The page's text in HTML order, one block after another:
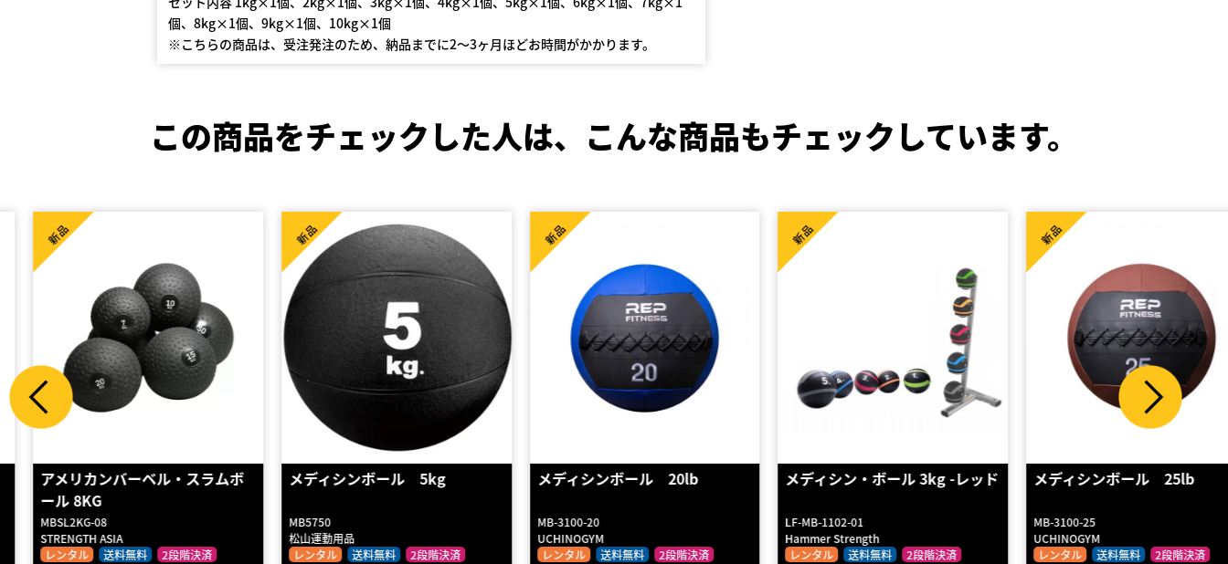
個、8kg×1個、9kg×1個、10kg×1個
※こちらの商品は、受注発注のため、納品までに2〜3ヶ月ほどお時間がかかります。
この商品をチェックした人は、 こんな商品もチェックしています。
アメリカンバーベル・スラムボ
ール 8KG
MBSL2KG-08
STRENGTH ASIA
レンタル
送料無料 2段階決済
メディシンボール 5kg
MB5750
松山運動用品
レンタル
送料無料 2段階決済
メディシンボール 20lb
MB-3100-20
UCHINOGYM
レンタル
送料無料 2段階決済
メディシン・ボール 3kg -レッド
LF-MB-1102-01
Hammer Strength
レンタル
送料無料 2段階決済
メディシンボール 25lb
MB-3100-25
UCHINOGYM
レンタル
送料無料 2段階決済